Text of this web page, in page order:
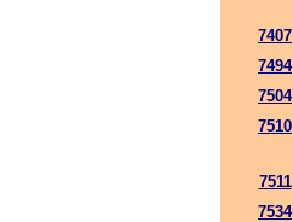
7407
7494
7504
7510
7511
7534